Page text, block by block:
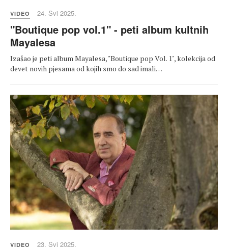
VIDEO 24. Svi 2025.
"Boutique pop vol.1" - peti album kultnih
Mayalesa
Izašao je peti album Mayalesa, "Boutique pop Vol. 1", kolekcija od
devet novih pjesama od kojih smo do sad imali…
VIDEO 23. Svi 2025.